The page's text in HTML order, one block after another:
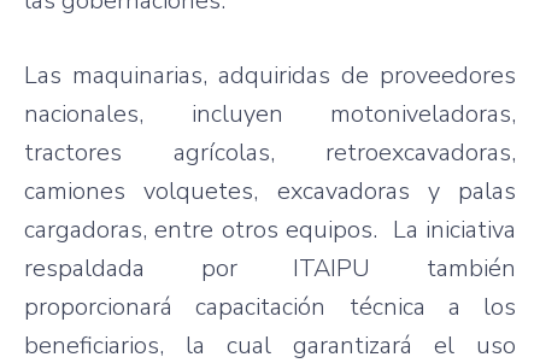
Las maquinarias, adquiridas de proveedores
nacionales, incluyen motoniveladoras,
tractores agrícolas, retroexcavadoras,
camiones volquetes, excavadoras y palas
cargadoras, entre otros equipos. La iniciativa
respaldada por ITAIPU también
proporcionará capacitación técnica a los
beneficiarios, la cual garantizará el uso